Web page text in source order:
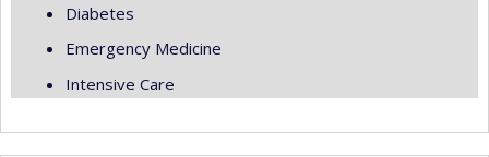
Diabetes
Emergency Medicine
Intensive Care